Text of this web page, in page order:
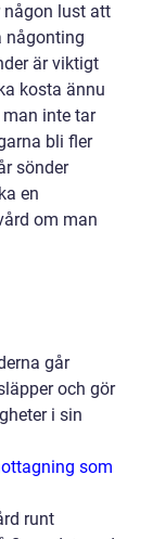
någon lust att
någonting
är viktigt
kosta ännu
man inte tar
bli fler
sönder
en
om man
går
och gör
i sin
som
runt